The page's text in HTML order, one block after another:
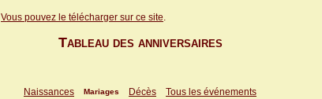
Vous pouvez le télécharger sur ce site.
Tableau des anniversaires
Naissances Mariages Décès Tous les événements